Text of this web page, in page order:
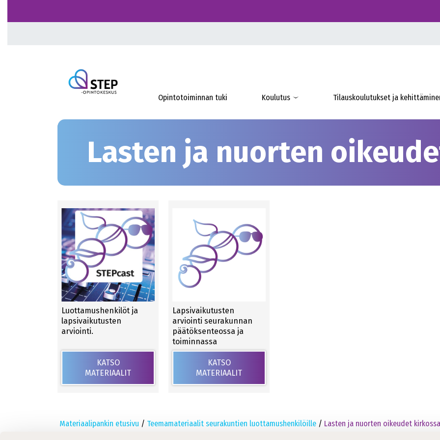
Opintotoiminnan tuki Koulutus Tilauskoulutukset ja
Lasten ja nuorten
Luottamushenkilöt ja
lapsivaikutusten
arviointi.
KATSO
MATERIAALIT
Lapsivaikutusten
arviointi seurakunnan
päätöksenteossa ja
toiminnassa
KATSO
MATERIAALIT
Materiaalipankin etusivu / Teemamateriaalit seurakuntien luottamushenkilöille / Lasten ja nuorten oikeudet kirkossa